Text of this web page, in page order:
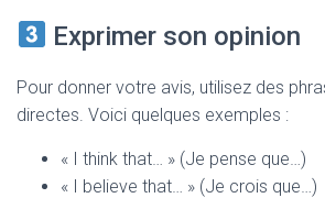
Exprimer son opinion
Pour donner votre avis, utilisez des
directes. Voici quelques exemples :
« I think that… » (Je pense que…)
« I believe that… » (Je crois que…)